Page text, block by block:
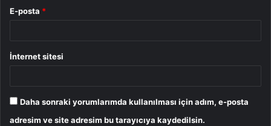
E-posta *
İnternet sitesi
Daha sonraki yorumlarımda kullanılması için adım, e-posta
adresim ve site adresim bu tarayıcıya kaydedilsin.